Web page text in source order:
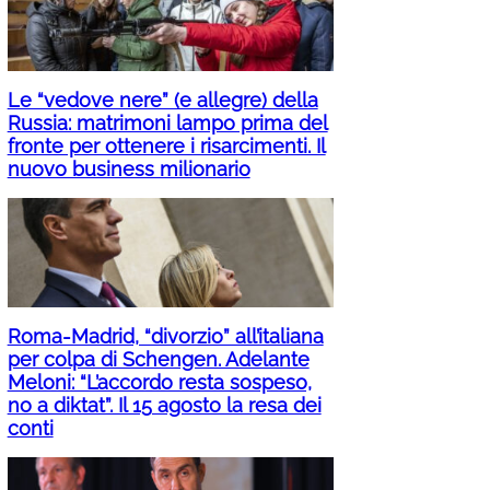
Le “vedove nere” (e allegre) della
Russia: matrimoni lampo prima del
fronte per ottenere i risarcimenti. Il
nuovo business milionario
Roma-Madrid, “divorzio” all’italiana
per colpa di Schengen. Adelante
Meloni: “L’accordo resta sospeso,
no a diktat”. Il 15 agosto la resa dei
conti